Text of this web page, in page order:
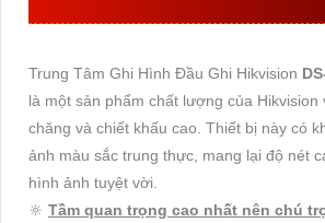
Trung Tâm Ghi Hình Đầu Ghi Hikvision
là một sản phẩm chất lượng của Hikvision
chăng và chiết khấu cao. Thiết bị này có
ảnh màu sắc trung thực, mang lại độ nét
hình ảnh tuyệt vời.
🔆 Tầm quan trọng cao nhất nên chú